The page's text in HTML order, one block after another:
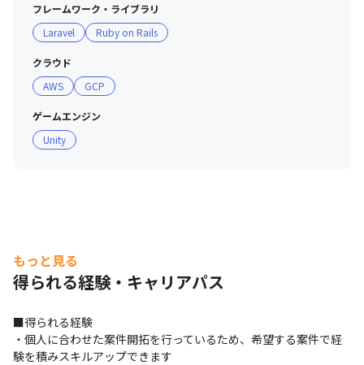
フレームワーク・ライブラリ
Laravel
Ruby on Rails
クラウド
AWS
GCP
ゲームエンジン
Unity
もっと見る
得られる経験・キャリアパス
■得られる経験
・個人に合わせた案件開拓を行っているため、希望する案件で経
験を積みスキルアップできます